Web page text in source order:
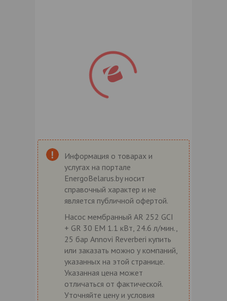
Информация о товарах и
услугах на портале
EnergoBelarus.by носит
справочный характер и не
является публичной офертой.
Насос мембранный AR 252 GCI
+ GR 30 EM 1.1 кВт, 24.6 л/мин.,
25 бар Annovi Reverberi купить
или заказать можно у компаний,
указанных на этой странице.
Указанная цена может
отличаться от фактической.
Уточняйте цену и условия